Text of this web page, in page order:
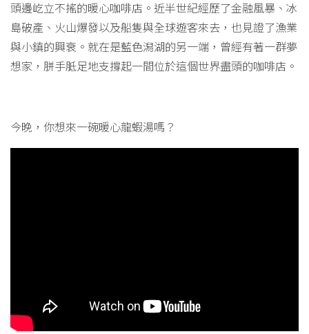
頭邊屹立不搖的暖心咖啡店。近半世紀經歷了金融風暴、冰
島破產、火山爆發以及船隻與全球遊客來去，也見證了漁業
與小鎮的興衰。就在是藍色潟湖的另一端，曾經有著一群夢
想家，胼手胝足地支撐起一間位於這個世界盡頭的咖啡店。
今晚，你想來一碗暖心龍蝦湯嗎？